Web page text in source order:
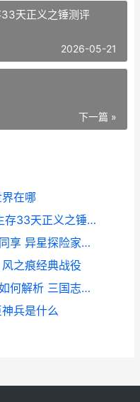
天正义之锤测评
2026-05-21
下一篇 »
在哪
生存33天正义之锤如何获取 生存33天正义之锤测评
异星探险家研究物品图鉴如何同享 异星探险家研究仓
之痕经典战役
三国志幻想大陆刘备命魂觉醒如何解析 三国志幻想大陆高阁待月完美攻略
兵是什么